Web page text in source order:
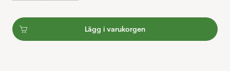
Lägg i varukorgen